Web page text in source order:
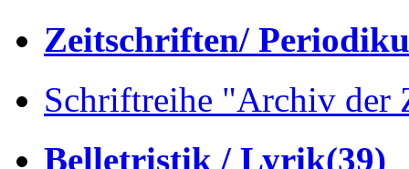
Zeitschriften/
Schriftreihe "Archiv der
Belletristik / Lyrik(39)